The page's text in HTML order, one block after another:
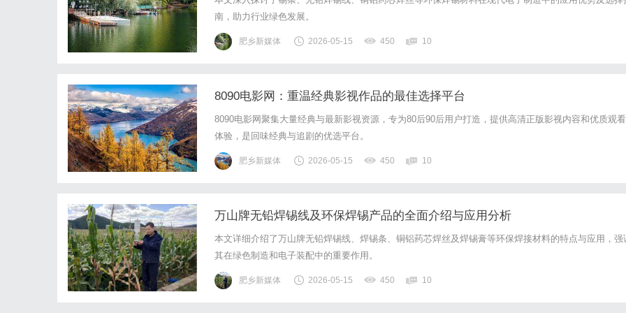
南，助力行业绿色发展。
肥乡新媒体 2026-05-15 450 10
8090电影网：重温经典影视作品的最佳选择平台
8090电影网聚集大量经典与最新影视资源，专为80后90后用户打造，提供高清正版影视内容和优质观看
体验，是回味经典与追剧的优选平台。
肥乡新媒体 2026-05-15 450 10
万山牌无铅焊锡线及环保焊锡产品的全面介绍与应用分析
本文详细介绍了万山牌无铅焊锡线、焊锡条、铜铝药芯焊丝及焊锡膏等环保焊接材料的特点与应用，强
其在绿色制造和电子装配中的重要作用。
肥乡新媒体 2026-05-15 450 10